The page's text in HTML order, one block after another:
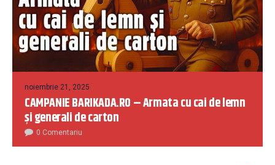
noiembrie 21, 2025
CAMPANIE BARIKADA.RO – Armata cu cai de lemn
și generali de carton
0 Comentariu